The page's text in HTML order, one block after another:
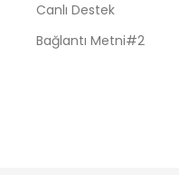
Canlı Destek
Bağlantı Metni#2